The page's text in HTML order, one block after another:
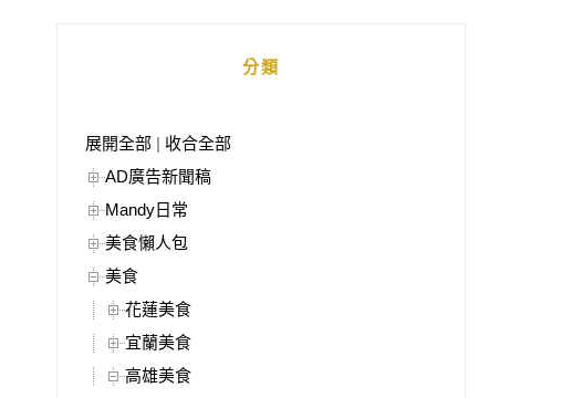
分類
展開全部 | 收合全部
AD廣告新聞稿
Mandy日常
美食懶人包
美食
花蓮美食
宜蘭美食
高雄美食